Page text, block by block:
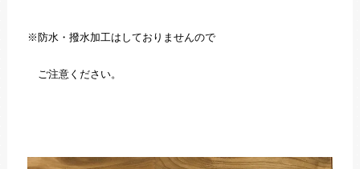
※防水・撥水加工はしておりませんので
ご注意ください。